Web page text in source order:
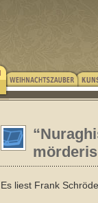
Es liest Frank